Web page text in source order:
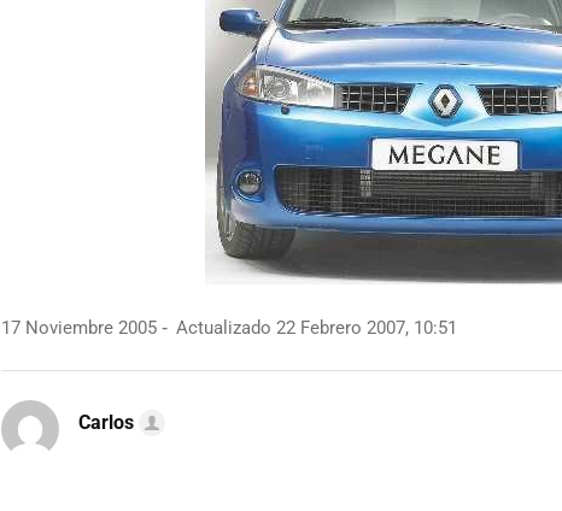
17 Noviembre 2005 Actualizado 22 Febrero 2007, 10:51
Carlos